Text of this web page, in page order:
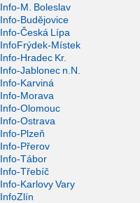
Info-M. Boleslav
Info-Budějovice
Info-Česká Lípa
InfoFrýdek-Místek
Info-Hradec Kr.
Info-Jablonec n.N.
Info-Karviná
Info-Morava
Info-Olomouc
Info-Ostrava
Info-Plzeň
Info-Přerov
Info-Tábor
Info-Třebíč
Info-Karlovy Vary
InfoZlín